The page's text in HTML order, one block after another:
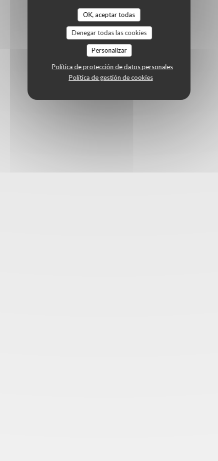
OK, aceptar todas
Denegar todas las cookies
Personalizar
Política de protección de datos personales
Política de gestión de cookies